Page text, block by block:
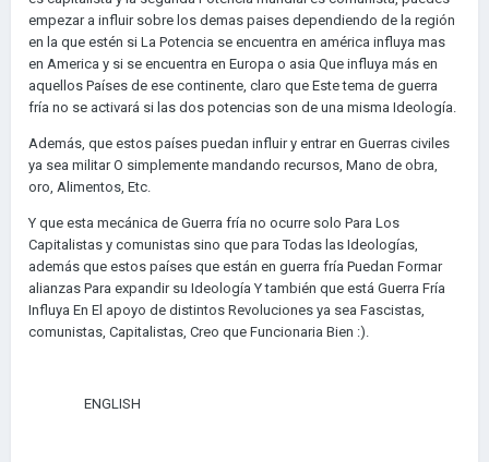
empezar a influir sobre los demas paises dependiendo de la región
en la que estén si La Potencia se encuentra en américa influya mas
en America y si se encuentra en Europa o asia Que influya más en
aquellos Países de ese continente, claro que Este tema de guerra
fría no se activará si las dos potencias son de una misma Ideología.
Además, que estos países puedan influir y entrar en Guerras civiles
ya sea militar O simplemente mandando recursos, Mano de obra,
oro, Alimentos, Etc.
Y que esta mecánica de Guerra fría no ocurre solo Para Los
Capitalistas y comunistas sino que para Todas las Ideologías,
además que estos países que están en guerra fría Puedan Formar
alianzas Para expandir su Ideología Y también que está Guerra Fría
Influya En El apoyo de distintos Revoluciones ya sea Fascistas,
comunistas, Capitalistas, Creo que Funcionaria Bien :).
ENGLISH